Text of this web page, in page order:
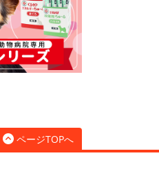
ページTOPへ